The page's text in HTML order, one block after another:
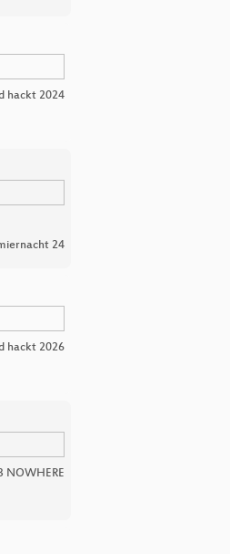
hackt 2024
24
hackt 2026
NOWHERE